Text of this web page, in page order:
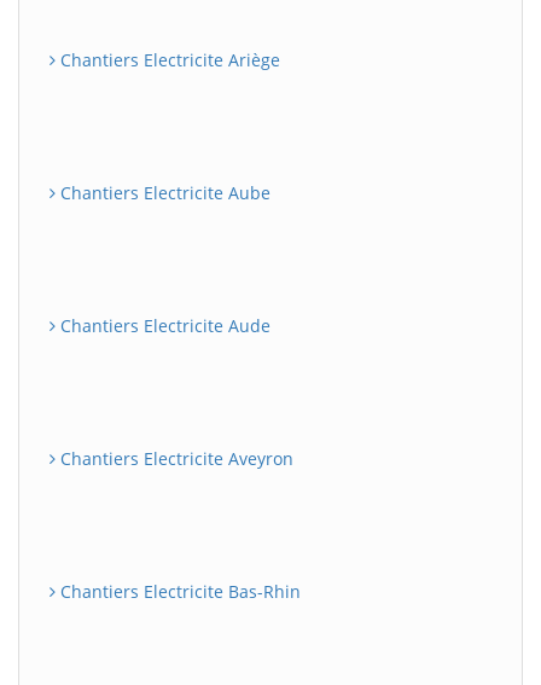
Chantiers Electricite Ariège
Chantiers Electricite Aube
Chantiers Electricite Aude
Chantiers Electricite Aveyron
Chantiers Electricite Bas-Rhin